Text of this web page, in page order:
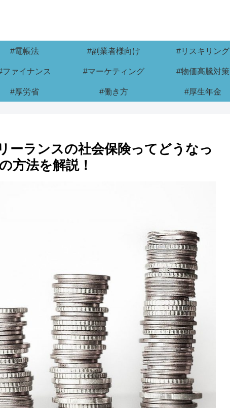
#電帳法 #副業者様向け #リスキリング
ファイナンス #マーケティング #物価高騰対策
#厚労省 #働き方 #厚生年金
ーランスの社会保険ってどうなっ
方法を解説！